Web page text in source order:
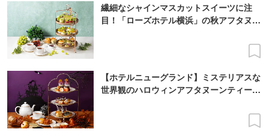
繊細なシャインマスカットスイーツに注
目！「ローズホテル横浜」の秋アフタヌー
【ホテルニューグランド】ミステリアスな
世界観のハロウィンアフタヌーンティーが